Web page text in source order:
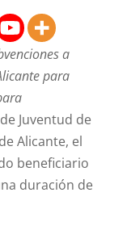
a
para
Juventud de
Alicante, el
beneficiario
duración de